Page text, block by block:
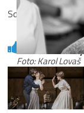
Foto: Karol Lovaš
Sdílejte:
Mohlo